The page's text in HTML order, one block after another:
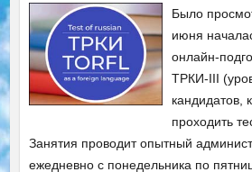
Было
июня
онлайн-
ТРКИ-III
кандидатов,
проходить
Занятия проводит опытный
ежедневно с понедельника по